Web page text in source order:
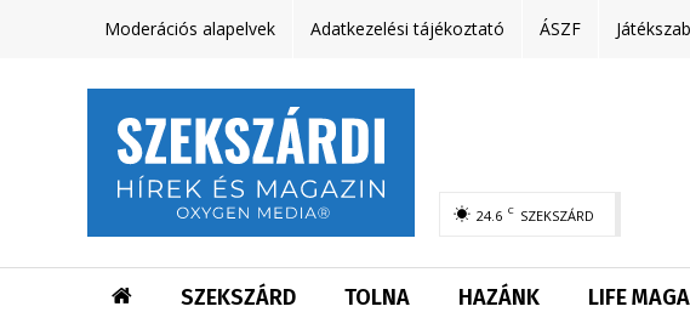
Moderációs alapelvek Adatkezelési tájékoztató ÁSZF
24.6 C SZEKSZÁRD
SZEKSZÁRD TOLNA HAZÁNK LIFE